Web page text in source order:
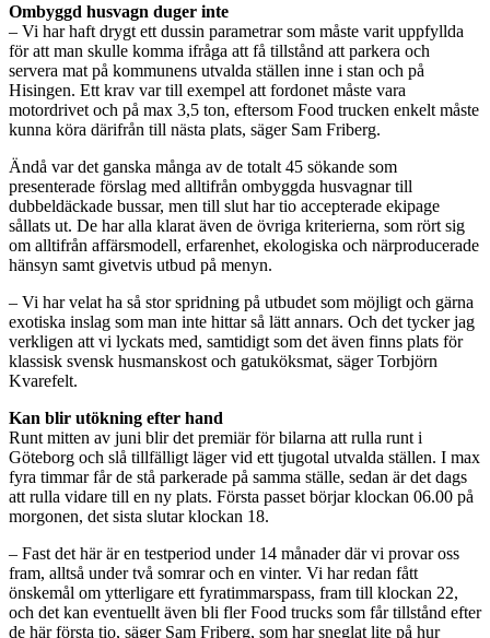
Ombyggd husvagn duger inte
– Vi har haft drygt ett dussin parametrar som måste varit uppfyllda
för att man skulle komma ifråga att få tillstånd att parkera och
servera mat på kommunens utvalda ställen inne i stan och på
Hisingen. Ett krav var till exempel att fordonet måste vara
motordrivet och på max 3,5 ton, eftersom Food trucken enkelt måste
kunna köra därifrån till nästa plats, säger Sam Friberg.
Ändå var det ganska många av de totalt 45 sökande som
presenterade förslag med alltifrån ombyggda husvagnar till
dubbeldäckade bussar, men till slut har tio accepterade ekipage
sållats ut. De har alla klarat även de övriga kriterierna, som rört sig
om alltifrån affärsmodell, erfarenhet, ekologiska och närproducerade
hänsyn samt givetvis utbud på menyn.
– Vi har velat ha så stor spridning på utbudet som möjligt och gärna
exotiska inslag som man inte hittar så lätt annars. Och det tycker jag
verkligen att vi lyckats med, samtidigt som det även finns plats för
klassisk svensk husmanskost och gatuköksmat, säger Torbjörn
Kvarefelt.
Kan blir utökning efter hand
Runt mitten av juni blir det premiär för bilarna att rulla runt i
Göteborg och slå tillfälligt läger vid ett tjugotal utvalda ställen. I max
fyra timmar får de stå parkerade på samma ställe, sedan är det dags
att rulla vidare till en ny plats. Första passet börjar klockan 06.00 på
morgonen, det sista slutar klockan 18.
– Fast det här är en testperiod under 14 månader där vi provar oss
fram, alltså under två somrar och en vinter. Vi har redan fått
önskemål om ytterligare ett fyratimmarspass, fram till klockan 22,
och det kan eventuellt även bli fler Food trucks som får tillstånd efter
de här första tio, säger Sam Friberg, som har sneglat lite på hur